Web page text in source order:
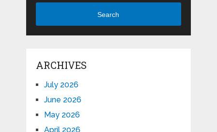
Search
ARCHIVES
July 2026
June 2026
May 2026
April 2026